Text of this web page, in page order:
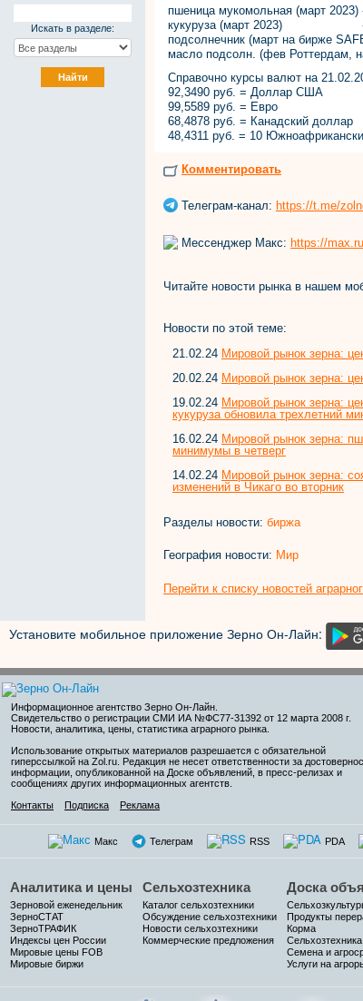
Искать в разделе:
пшеница мукомольная (март
кукуруза (март 2023) -
подсолнечник (март на бирже
масло подсолн. (фев Роттердам,
Справочно курсы валют на
92,3490 руб. = Доллар США
99,5589 руб. = Евро
68,4878 руб. = Канадский доллар
48,4311 руб. = 10
Комментировать
Телеграм-канал: https://t.me/
Мессенджер Макс: https://
Читайте новости рынка в нашем
Новости по этой теме:
21.02.24 Мировой рынок зерна:
20.02.24 Мировой рынок зерна:
19.02.24 Мировой рынок зерна:
кукуруза обновила трехлетний
16.02.24 Мировой рынок зерна:
минимумы в четверг
14.02.24 Мировой рынок зерна:
изменений в Чикаго во вторник
Разделы новости: биржа
География новости: Мир
Перейти к списку новостей
Установите мобильное приложение Зерно Он-Лайн:
Информационное агентство Зерно Он-Лайн
Свидетельство о регистрации СМИ ИА №ФС77-31392 от 12 марта 2008 г.
Новости, аналитика, цены, статистика аграрного рынка.
Использование открытых материалов разрешается с обязательной
гиперссылкой на Zol.ru. Редакция не несет ответственности за
информации, опубликованной на Доске объявлений, в пресс-релизах и
сообщениях других информационных агентств.
Контакты
Подписка Реклама
Макс Телеграм RSS PDA
Аналитика и цены
Зерновой еженедельник
ЗерноСТАТ
ЗерноТРАФИК
Индексы цен России
Мировые цены FOB
Мировые биржи
Сельхозтехника
Каталог сельхозтехники
Обсуждение сельхозтехники
Новости сельхозтехники
Коммерческие предложения
Доска
Продукты
Корма
Сельхозтехника
Семена и
Услуги на